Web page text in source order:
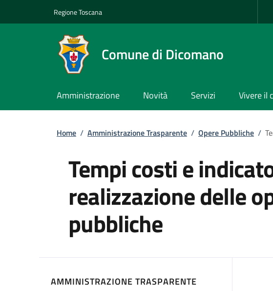
Regione ToscanaSlim top
Comune di Dicomano
Amministrazione Novità Servizi Vivere il
Briciole di pane
Home / Amministrazione Trasparente / Opere Pubbliche /
Tempi costi e
realizzazione delle
pubbliche
AMMINISTRAZIONE TRASPARENTE